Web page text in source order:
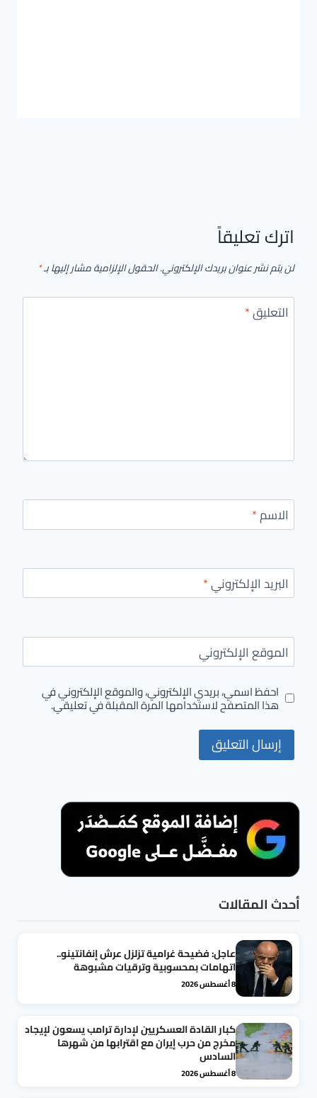
اترك تعليقاً
لن يتم نشر عنوان بريدك الإلكتروني.الحقول الإلزامية مشار إليها بـ*
التعليق*
الاسم*
البريد الإلكتروني*
الموقع الإلكتروني
احفظ اسمي، بريدي الإلكتروني، والموقع الإلكتروني في
هذا المتصفح لاستخدامها المرة المقبلة في تعليقي.
أحدث المقالات
عاجل: فضيحة غرامية تزلزل عرش إنفانتينو..
اتهامات بمحسوبية وترقيات مشبوهة
8 أغسطس 2026
كبار القادة العسكريين لإدارة ترامب يسعون لإيجاد
مخرج من حرب إيران مع اقترابها من شهرها
السادس
8 أغسطس 2026